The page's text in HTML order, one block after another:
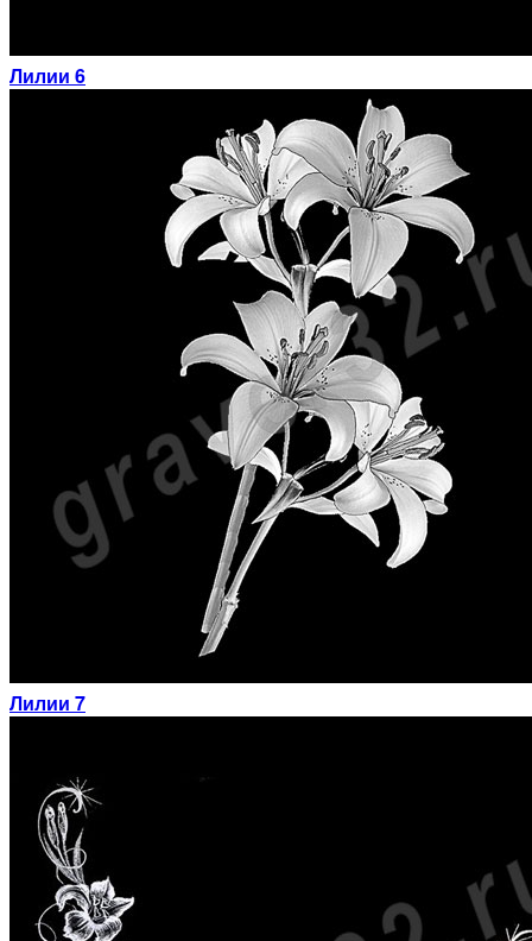
Лилии 6
Лилии 7